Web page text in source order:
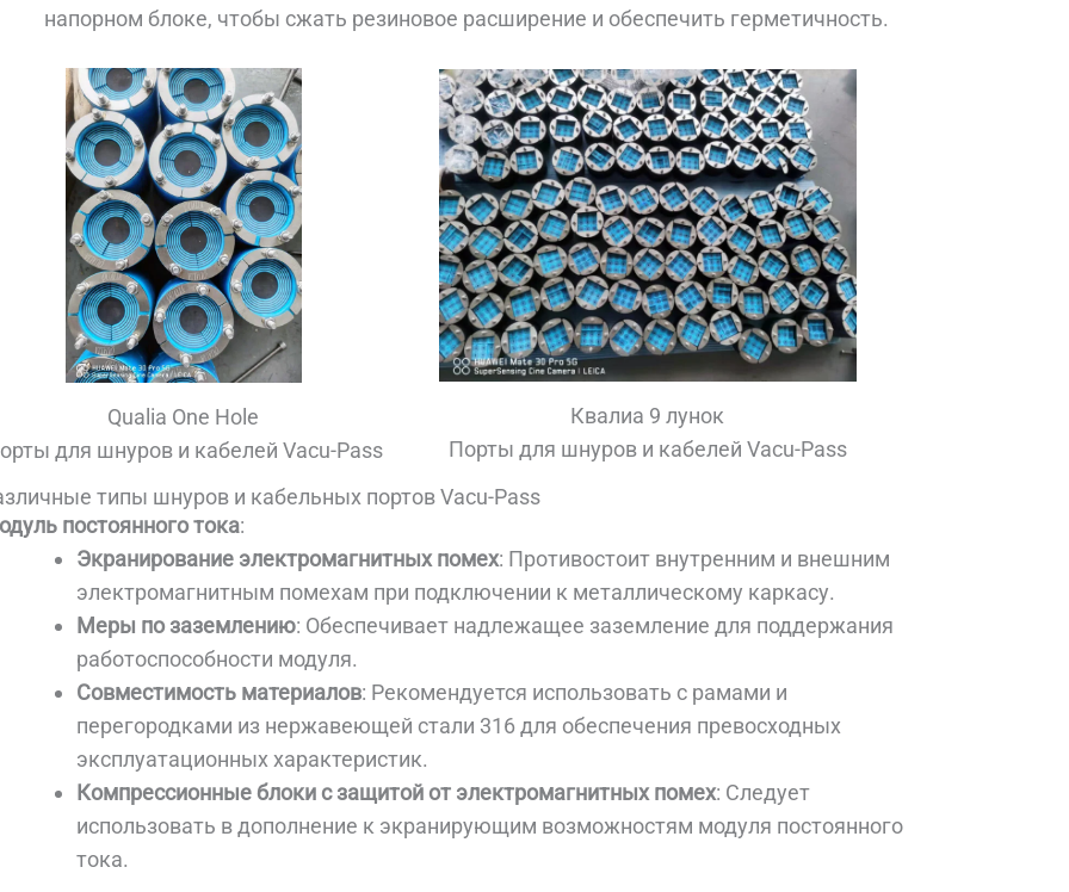
напорном блоке, чтобы сжать резиновое расширение и обеспечить герметичность.
Qualia One Hole
для шнуров и кабелей Vacu-Pass
Квалиа 9 лунок
Порты для шнуров и кабелей Vacu-Pass
типы шнуров и кабельных портов Vacu-Pass
постоянного тока:
Экранирование электромагнитных помех: Противостоит внутренним и внешним
электромагнитным помехам при подключении к металлическому каркасу.
Меры по заземлению: Обеспечивает надлежащее заземление для поддержания
работоспособности модуля.
Совместимость материалов: Рекомендуется использовать с рамами и
перегородками из нержавеющей стали 316 для обеспечения превосходных
эксплуатационных характеристик.
Компрессионные блоки с защитой от электромагнитных помех: Следует
использовать в дополнение к экранирующим возможностям модуля постоянного
тока.